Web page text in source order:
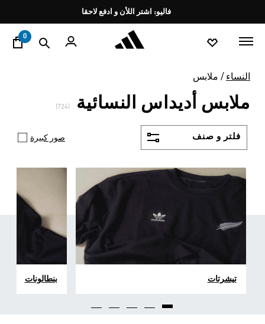
Pause
promotion
rotation
0
النساء ملابس
ملابس أديداس النسائية (724)
فلتر و صنف صور كبيرة
تيشرتات بنطالونات